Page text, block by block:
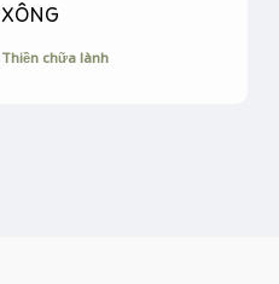
XÔNG
Thiền chữa lành